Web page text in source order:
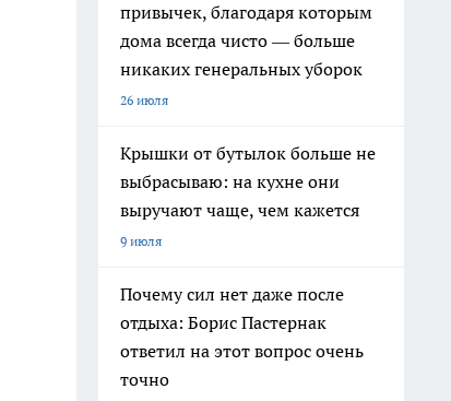
привычек, благодаря которым
дома всегда чисто — больше
никаких генеральных уборок
26 июля
Крышки от бутылок больше не
выбрасываю: на кухне они
выручают чаще, чем кажется
9 июля
Почему сил нет даже после
отдыха: Борис Пастернак
ответил на этот вопрос очень
точно